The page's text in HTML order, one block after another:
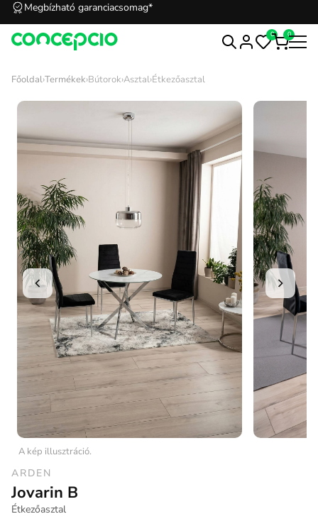
Megbízható garanciacsomag*
0 0
Főoldal›Termékek›Bútorok›Asztal›Étkezőasztal
A kép illusztráció.
ARDEN
Jovarin B
Étkezőasztal